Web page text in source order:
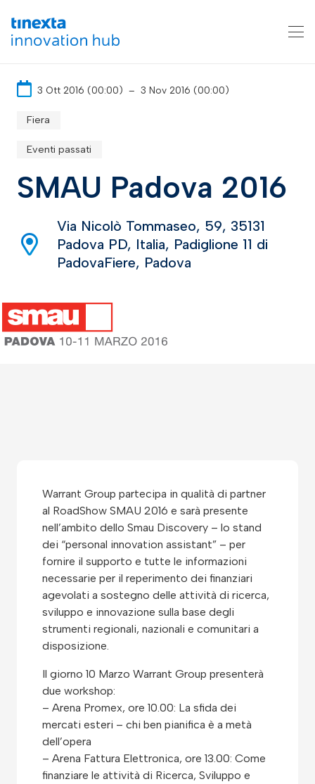
3 Ott 2016 (00:00) – 3 Nov 2016 (00:00)
Fiera
Eventi passati
SMAU Padova 2016
Via Nicolò Tommaseo, 59, 35131
Padova PD, Italia, Padiglione 11 di
PadovaFiere, Padova
Warrant Group partecipa in qualità di partner
al RoadShow SMAU 2016 e sarà presente
nell’ambito dello Smau Discovery – lo stand
dei “personal innovation assistant” – per
fornire il supporto e tutte le informazioni
necessarie per il reperimento dei finanziari
agevolati a sostegno delle attività di ricerca,
sviluppo e innovazione sulla base degli
strumenti regionali, nazionali e comunitari a
disposizione.
Il giorno 10 Marzo Warrant Group presenterà
due workshop:
– Arena Promex, ore 10.00: La sfida dei
mercati esteri – chi ben pianifica è a metà
dell’opera
– Arena Fattura Elettronica, ore 13.00: Come
finanziare le attività di Ricerca, Sviluppo e